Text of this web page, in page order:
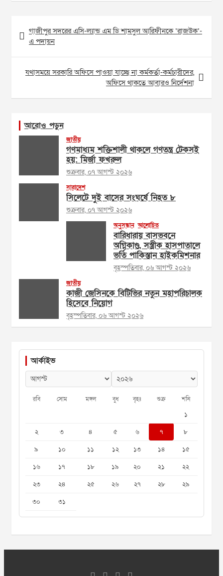
navigation
গাজীপুর সদরের এসি-ল্যান্ড এম ডি শামসুল আরিফীনকে ‘রাজউক’-
এ পদায়ন
যথাসময়ে সরকারি অফিসে পাওয়া যাচ্ছে না কর্মকর্তা-কর্মচারীদের,
অফিসে থাকতে আবারও নির্দেশনা
আরোও পড়ুন
জাতীয়
গণমাধ্যম শক্তিশালী থাকলে গণতন্ত্র টেকসই
হয়: মির্জা ফখরুল
শুক্রবার, ০৭ আগস্ট ২০২৬
সারাদেশ
সিলেটে দুই বাসের সংঘর্ষে নিহত ৮
শুক্রবার, ০৭ আগস্ট ২০২৬
অনুসন্ধান আলোচিত
বারিধারায় বাসভবনে
অগ্নিকাণ্ড, সস্ত্রীক হাসপাতালে
ভর্তি পাকিস্তান হাইকমিশনার
বৃহস্পতিবার, ০৬ আগস্ট ২০২৬
জাতীয়
কাজী জেসিনকে বিটিভির নতুন মহাপরিচালক
হিসেবে নিয়োগ
বৃহস্পতিবার, ০৬ আগস্ট ২০২৬
আর্কাইভ
রবি সোম মঙ্গল বুধ বৃহঃ শুক্র শনি
১
২
৩ ৪ ৫ ৬ ৭
৮
৯
১০ ১১ ১২ ১৩ ১৪
১৫
১৬
১৭ ১৮ ১৯ ২০ ২১
২২
২৩
২৪ ২৫ ২৬ ২৭ ২৮
২৯
৩০
৩১